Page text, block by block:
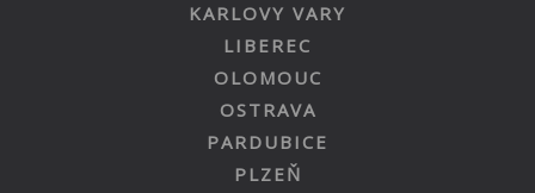
KARLOVY VARY
LIBEREC
OLOMOUC
OSTRAVA
PARDUBICE
PLZEŇ